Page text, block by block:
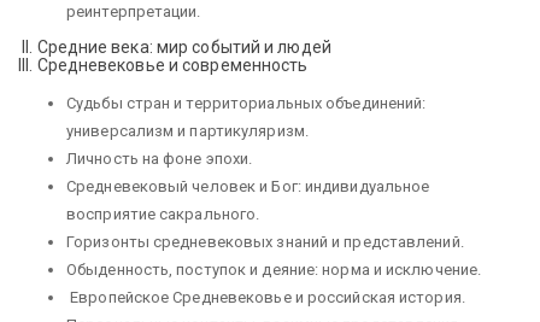
реинтерпретации.
II. Средние века: мир событий и людей
III. Средневековье и современность
Судьбы стран и территориальных объединений:
универсализм и партикуляризм.
Личность на фоне эпохи.
Средневековый человек и Бог: индивидуальное
восприятие сакрального.
Горизонты средневековых знаний и представлений.
Обыденность, поступок и деяние: норма и исключение.
Европейское Средневековье и российская история.